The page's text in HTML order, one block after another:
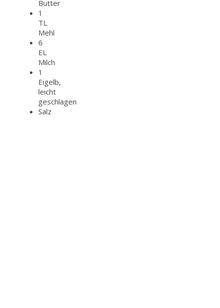
Butter
1
TL
Mehl
6
EL
Milch
1
Eigelb,
leicht
geschlagen
Salz